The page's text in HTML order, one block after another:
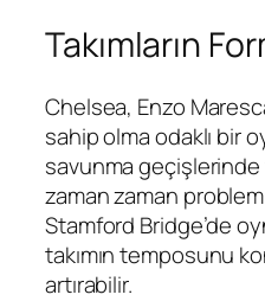
Takımların
Chelsea, Enzo
sahip olma odaklı bir
savunma geçişlerinde
zaman zaman
Stamford Bridge’de
takımın temposunu
artırabilir.